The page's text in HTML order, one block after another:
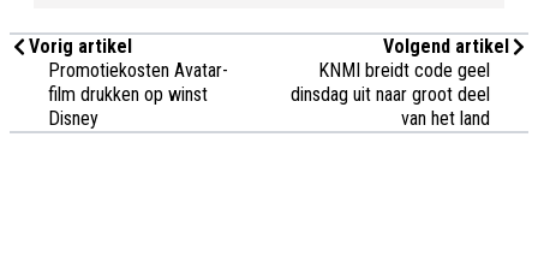
Vorig artikel
Promotiekosten Avatar-
film drukken op winst
Disney
Volgend artikel
KNMI breidt code geel
dinsdag uit naar groot deel
van het land